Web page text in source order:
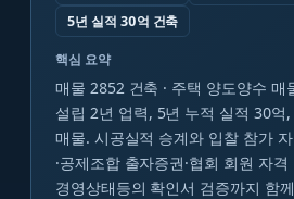
5년 실적 30억 건축
핵심 요약
매물 2852 건축 · 주택 양도양수
설립 2년 업력, 5년 누적 실적 30억
매물. 시공실적 승계와 입찰 참가
·공제조합 출자증권·협회 회원 자
경영상태등의 확인서 검증까지 함